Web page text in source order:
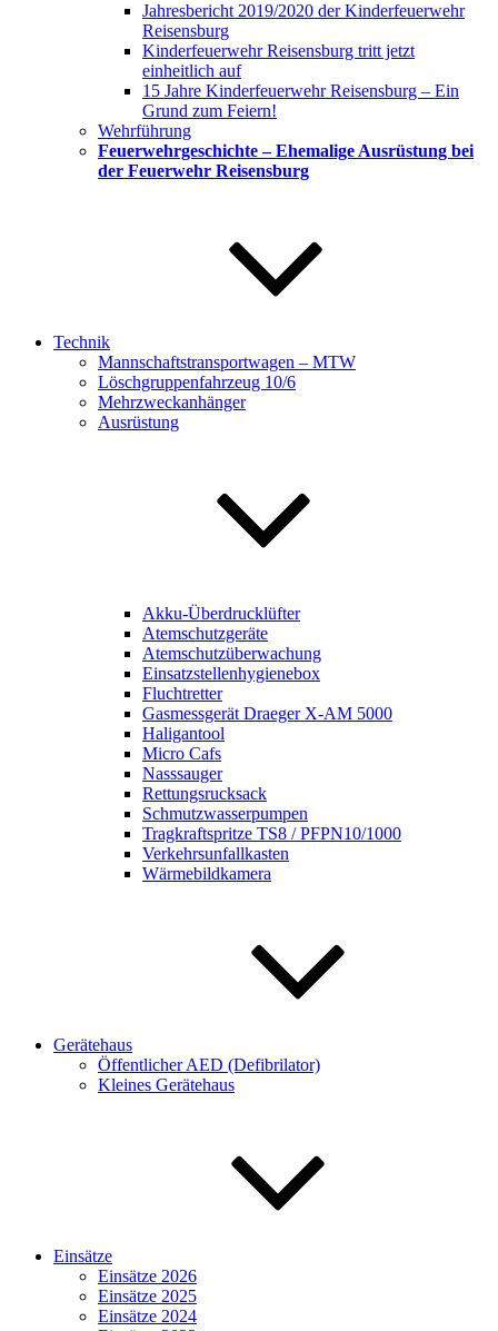
Jahresbericht 2019/2020 der Kinderfeuerwehr
Reisensburg
Kinderfeuerwehr Reisensburg tritt jetzt
einheitlich auf
15 Jahre Kinderfeuerwehr Reisensburg – Ein
Grund zum Feiern!
Wehrführung
Feuerwehrgeschichte – Ehemalige Ausrüstung bei
der Feuerwehr Reisensburg
Technik
Mannschaftstransportwagen – MTW
Löschgruppenfahrzeug 10/6
Mehrzweckanhänger
Ausrüstung
Akku-Überdrucklüfter
Atemschutzgeräte
Atemschutzüberwachung
Einsatzstellenhygienebox
Fluchtretter
Gasmessgerät Draeger X-AM 5000
Haligantool
Micro Cafs
Nasssauger
Rettungsrucksack
Schmutzwasserpumpen
Tragkraftspritze TS8 / PFPN10/1000
Verkehrsunfallkasten
Wärmebildkamera
Gerätehaus
Öffentlicher AED (Defibrilator)
Kleines Gerätehaus
Einsätze
Einsätze 2026
Einsätze 2025
Einsätze 2024